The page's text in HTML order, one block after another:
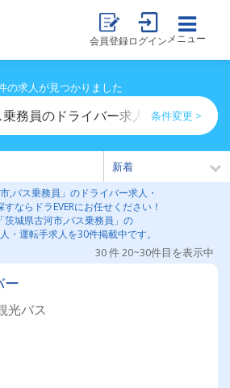
会員登録ログイン メニュー
の求人が見つかりました
務員のドライバー求人・運転手求人
条件変更 >
,バス乗務員」のドライバー求人・
ならドラEVERにお任せください！
茨城県古河市,バス乗務員」の
・運転手求人を30件掲載中です。
30 件 20~30件目を表示中
ー
光バス